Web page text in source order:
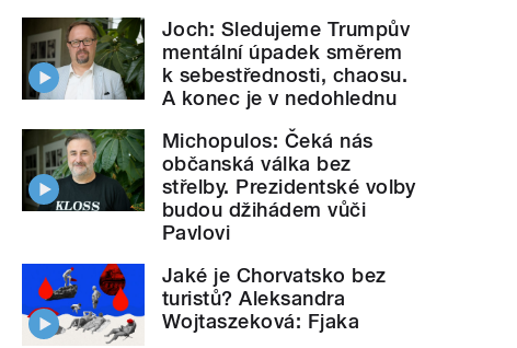
Joch: Sledujeme Trumpův
mentální úpadek směrem
k sebestřednosti, chaosu.
A konec je v nedohlednu
Michopulos: Čeká nás
občanská válka bez
střelby. Prezidentské volby
budou džihádem vůči
Pavlovi
Jaké je Chorvatsko bez
turistů? Aleksandra
Wojtaszeková: Fjaka